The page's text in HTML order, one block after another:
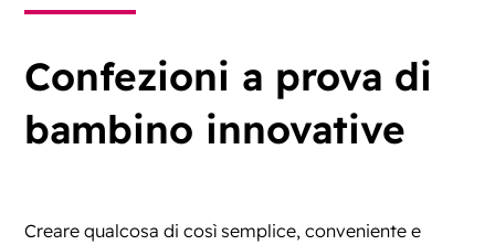
Confezioni a prova di
bambino innovative
Creare qualcosa di così semplice, conveniente e